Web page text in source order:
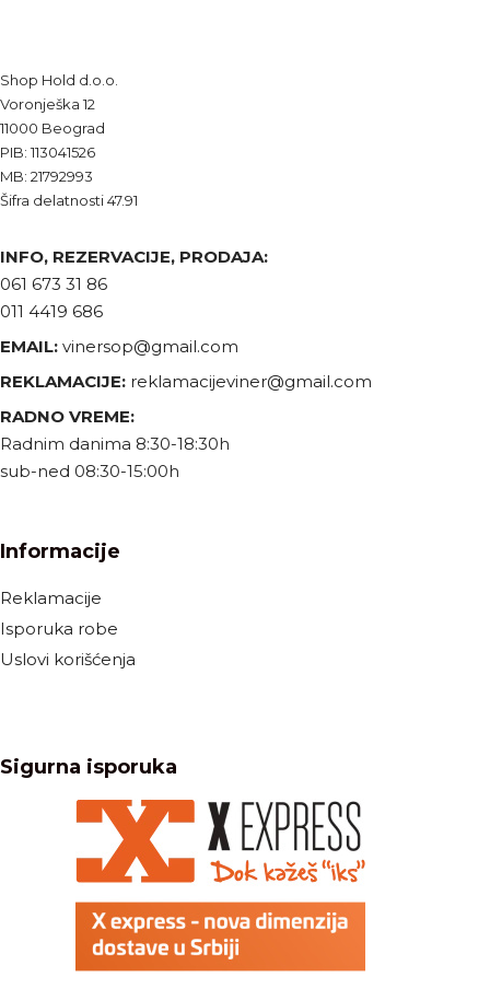
Shop Hold d.o.o.
Voronješka 12
11000 Beograd
PIB: 113041526
MB: 21792993
Šifra delatnosti 47.91
INFO, REZERVACIJE, PRODAJA:
061 673 31 86
011 4419 686
EMAIL: vinersop@gmail.com
REKLAMACIJE: reklamacijeviner@gmail.com
RADNO VREME:
Radnim danima 8:30-18:30h
sub-ned 08:30-15:00h
Informacije
Reklamacije
Isporuka robe
Uslovi korišćenja
Sigurna isporuka